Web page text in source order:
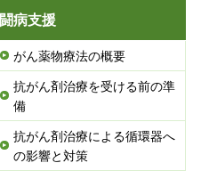
闘病支援
がん薬物療法の概要
抗がん剤治療を受ける前の準
備
抗がん剤治療による循環器へ
の影響と対策